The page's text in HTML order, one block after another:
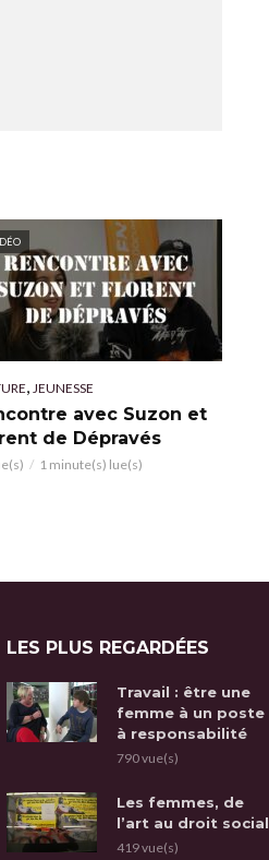
, JEUNESSE
avec Suzon et
de Dépravés
1 minute(s) lue(s)
LES PLUS REGARDÉES
Travail : être une
femme à un poste
à responsabilité
790 vue(s)
Les femmes, de
l’art au droit social
419 vue(s)